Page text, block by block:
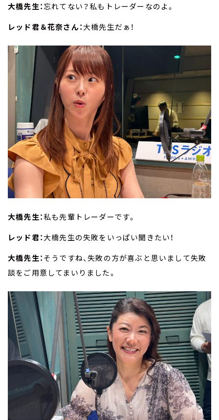
大橋先生：忘れてない？私もトレーダーなのよ。
レッド君＆花奈さん：大橋先生だぁ！
大橋先生：私も先輩トレーダーです。
レッド君：大橋先生の失敗をいっぱい聞きたい！
大橋先生：そうですね、失敗の方が喜ぶと思いまして失敗
談をご用意してまいりました。